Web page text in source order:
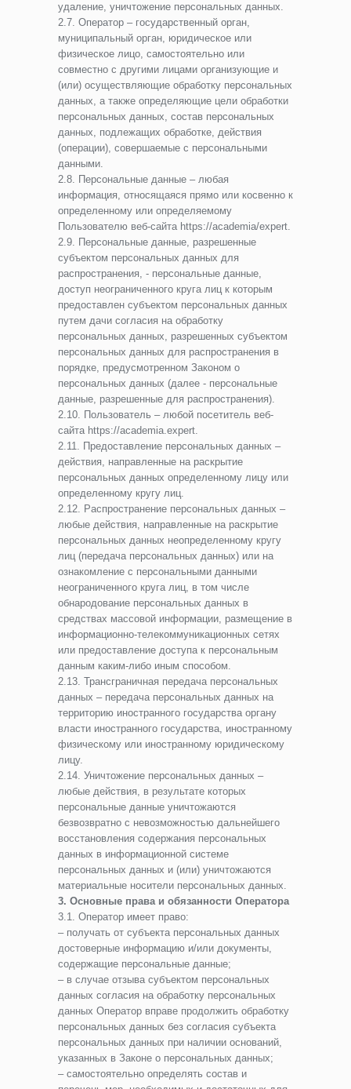
удаление, уничтожение персональных данных.
2.7. Оператор – государственный орган,
муниципальный орган, юридическое или
физическое лицо, самостоятельно или
совместно с другими лицами организующие и
(или) осуществляющие обработку персональных
данных, а также определяющие цели обработки
персональных данных, состав персональных
данных, подлежащих обработке, действия
(операции), совершаемые с персональными
данными.
2.8. Персональные данные – любая
информация, относящаяся прямо или косвенно к
определенному или определяемому
Пользователю веб-сайта https://academia/expert.
2.9. Персональные данные, разрешенные
субъектом персональных данных для
распространения, - персональные данные,
доступ неограниченного круга лиц к которым
предоставлен субъектом персональных данных
путем дачи согласия на обработку
персональных данных, разрешенных субъектом
персональных данных для распространения в
порядке, предусмотренном Законом о
персональных данных (далее - персональные
данные, разрешенные для распространения).
2.10. Пользователь – любой посетитель веб-
сайта https://academia.expert.
2.11. Предоставление персональных данных –
действия, направленные на раскрытие
персональных данных определенному лицу или
определенному кругу лиц.
2.12. Распространение персональных данных –
любые действия, направленные на раскрытие
персональных данных неопределенному кругу
лиц (передача персональных данных) или на
ознакомление с персональными данными
неограниченного круга лиц, в том числе
обнародование персональных данных в
средствах массовой информации, размещение в
информационно-телекоммуникационных сетях
или предоставление доступа к персональным
данным каким-либо иным способом.
2.13. Трансграничная передача персональных
данных – передача персональных данных на
территорию иностранного государства органу
власти иностранного государства, иностранному
физическому или иностранному юридическому
лицу.
2.14. Уничтожение персональных данных –
любые действия, в результате которых
персональные данные уничтожаются
безвозвратно с невозможностью дальнейшего
восстановления содержания персональных
данных в информационной системе
персональных данных и (или) уничтожаются
материальные носители персональных данных.
3. Основные права и обязанности Оператора
3.1. Оператор имеет право:
– получать от субъекта персональных данных
достоверные информацию и/или документы,
содержащие персональные данные;
– в случае отзыва субъектом персональных
данных согласия на обработку персональных
данных Оператор вправе продолжить обработку
персональных данных без согласия субъекта
персональных данных при наличии оснований,
указанных в Законе о персональных данных;
– самостоятельно определять состав и